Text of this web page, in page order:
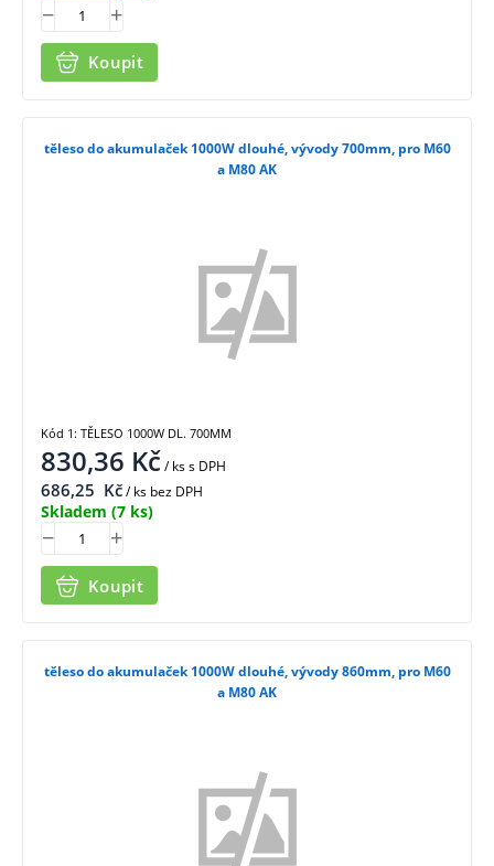
Koupit
těleso do akumulaček 1000W dlouhé, vývody 700mm, pro M60
a M80 AK
830,36 Kč/ kss DPH
686,25 Kč/ ks bez DPH
Skladem (7 ks)
Koupit
Kód 1: TĚLESO 1000W DL. 700MM
těleso do akumulaček 1000W dlouhé, vývody 860mm, pro M60
a M80 AK